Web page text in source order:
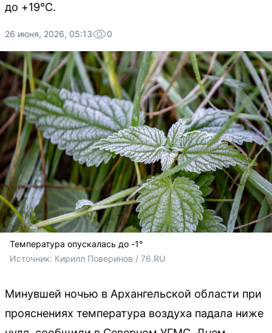
до +19°C.
26 июня, 2026, 05:13 0
Температура опускалась до -1°
Источник: Кирилл Поверинов / 76.RU
Минувшей ночью в Архангельской области при
прояснениях температура воздуха падала ниже